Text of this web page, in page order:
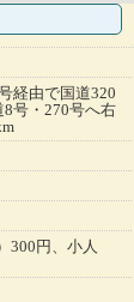
経由で国道320
号・270号へ右
300円、小人